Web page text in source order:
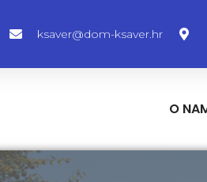
ksaver@dom-ksaver.hr
O